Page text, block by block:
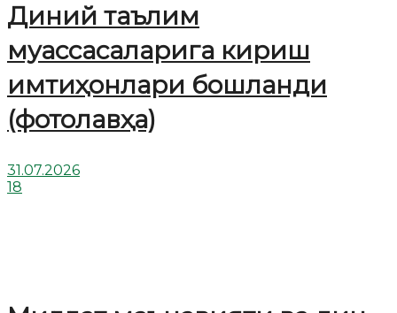
Диний таълим
муассасаларига кириш
имтиҳонлари бошланди
(фотолавҳа)
31.07.2026
18